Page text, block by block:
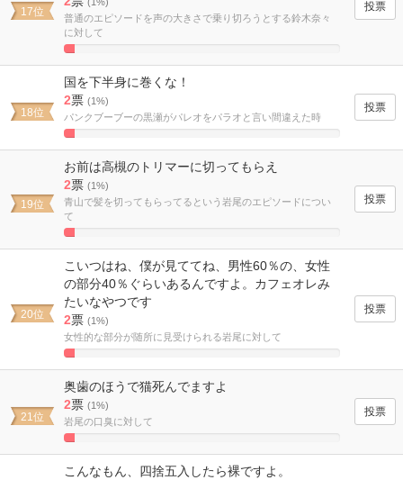
17位
普通のエピソードを声の大きさで乗り切ろうとする鈴木奈々
に対して
3.8461538461538%
18位
国を下半身に巻くな！
2票 (1%)
パンクブーブーの黒瀬がパレオをパラオと言い間違えた時
3.8461538461538%
19位
お前は高槻のトリマーに切ってもらえ
2票 (1%)
青山で髪を切ってもらってるという岩尾のエピソードについ
て
3.8461538461538%
20位
こいつはね、僕が見ててね、男性60％の、女性
の部分40％ぐらいあるんですよ。カフェオレみ
たいなやつです
2票 (1%)
女性的な部分が随所に見受けられる岩尾に対して
3.8461538461538%
21位
奥歯のほうで猫死んでますよ
2票 (1%)
岩尾の口臭に対して
3.8461538461538%
こんなもん、四捨五入したら裸ですよ。